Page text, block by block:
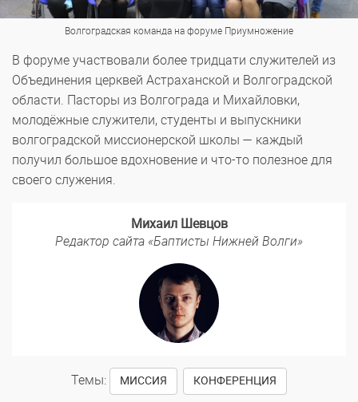
Волгоградская команда на форуме Приумножение
В форуме участвовали более тридцати служителей из
Объединения церквей Астраханской и Волгоградской
области. Пасторы из Волгограда и Михайловки,
молодёжные служители, студенты и выпускники
волгоградской миссионерской школы — каждый
получил большое вдохновение и что-то полезное для
своего служения.
Михаил Шевцов
Редактор сайта «Баптисты Нижней Волги»
Темы: МИССИЯ КОНФЕРЕНЦИЯ